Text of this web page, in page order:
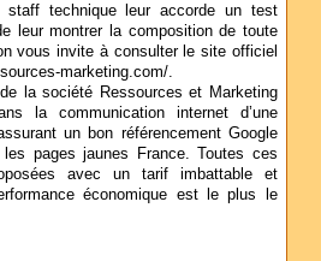
staff technique leur accorde un test
leur montrer la composition de toute
vous invite à consulter le site officiel
marketing.com/.
la société Ressources et Marketing
la communication internet d’une
un bon référencement Google
pages jaunes France. Toutes ces
avec un tarif imbattable et
économique est le plus le